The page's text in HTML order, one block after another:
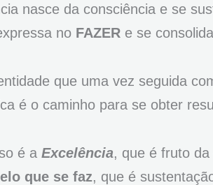
nasce da consciência e se
no FAZER e se
que uma vez seguida
é o caminho para se obter
é a Excelência, que é fruto
que se faz, que é